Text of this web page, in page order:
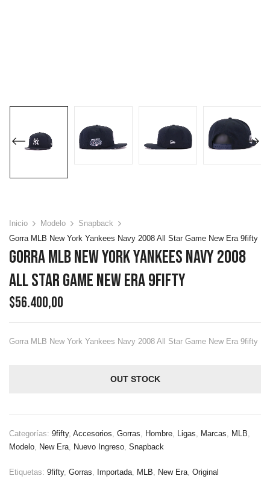
Inicio Modelo
Snapback
Gorra MLB New York Yankees Navy 2008 All Star Game New Era 9fifty
Gorra MLB New York Yankees Navy 2008
All Star Game New Era 9fifty
$56.400,00
Gorra MLB New York Yankees Navy 2008 All Star Game New Era 9fifty
OUT STOCK
Categorías: 9fifty, Accesorios, Gorras, Hombre, Ligas, Marcas, MLB,
Modelo, New Era, Nuevo Ingreso, Snapback
Etiquetas: 9fifty, Gorras, Importada, MLB, New Era, Original